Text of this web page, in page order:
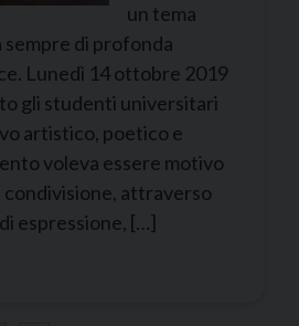
un tema
sempre di profonda
Lunedì 14 ottobre 2019
gli studenti universitari
artistico, poetico e
voleva essere motivo
condivisione, attraverso
espressione, […]